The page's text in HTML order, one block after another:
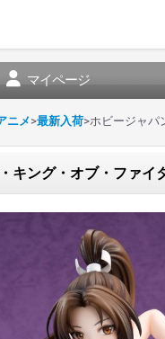
マイページ
ニメ >最新入荷>ホビージャパ
キング・オブ・ファイ